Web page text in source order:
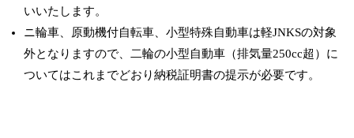
いいたします。
ニ輪車、原動機付自転車、小型特殊自動車は軽JNKSの対象
外となりますので、二輪の小型自動車（排気量250cc超）に
ついてはこれまでどおり納税証明書の提示が必要です。